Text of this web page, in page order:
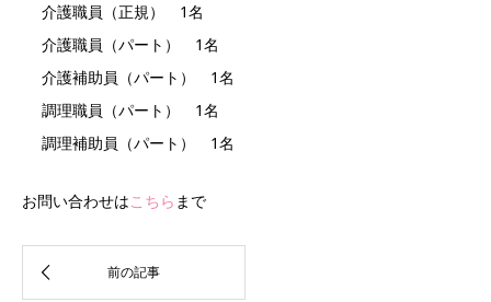
介護職員（正規） 1名
介護職員（パート） 1名
介護補助員（パート） 1名
調理職員（パート） 1名
調理補助員（パート） 1名
お問い合わせはこちら まで